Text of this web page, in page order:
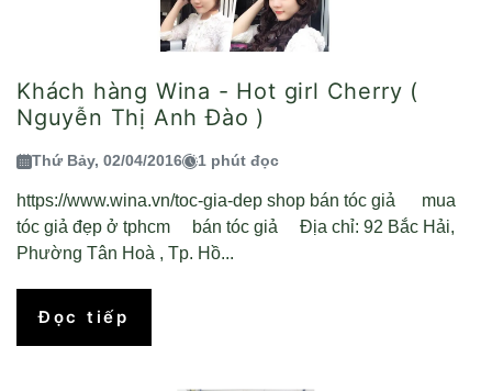
Khách hàng Wina - Hot girl Cherry (
Nguyễn Thị Anh Đào )
Thứ Bảy, 02/04/2016 1 phút đọc
https://www.wina.vn/toc-gia-dep shop bán tóc giả mua
tóc giả đẹp ở tphcm bán tóc giả Địa chỉ: 92 Bắc Hải,
Phường Tân Hoà , Tp. Hồ...
Đọc tiếp